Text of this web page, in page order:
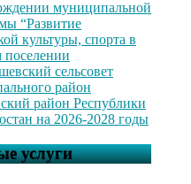
муниципальной
“Развитие
культуры, спорта в
поселении
сельсовет
район
район Республики
на 2026-2028 годы
услуги